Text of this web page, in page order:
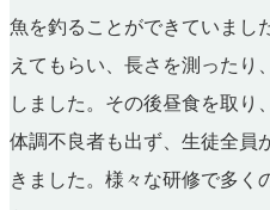
魚を釣ることができていまし
えてもらい、長さを測ったり
しました。その後昼食を取り
体調不良者も出ず、生徒全員
きました。様々な研修で多く